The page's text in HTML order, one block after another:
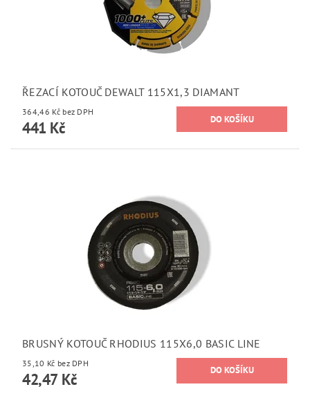
ŘEZACÍ KOTOUČ DEWALT 115X1,3 DIAMANT
364,46 Kč bez DPH
441 Kč
BRUSNÝ KOTOUČ RHODIUS 115X6,0 BASIC LINE
35,10 Kč bez DPH
42,47 Kč